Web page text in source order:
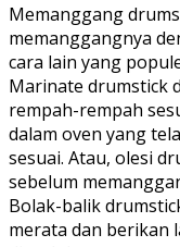
Memanggang
memanggangnya
cara lain yang
Marinate drumstick
rempah-rempah
dalam oven yang
sesuai. Atau, olesi
sebelum
Bolak-balik
merata dan berikan